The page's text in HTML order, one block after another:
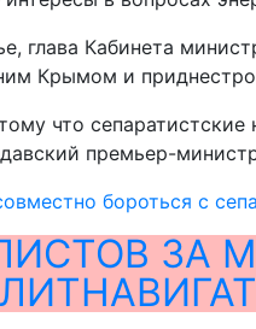
глава Кабинета
Крымом и
что
премьер-
бороться с
ЗА